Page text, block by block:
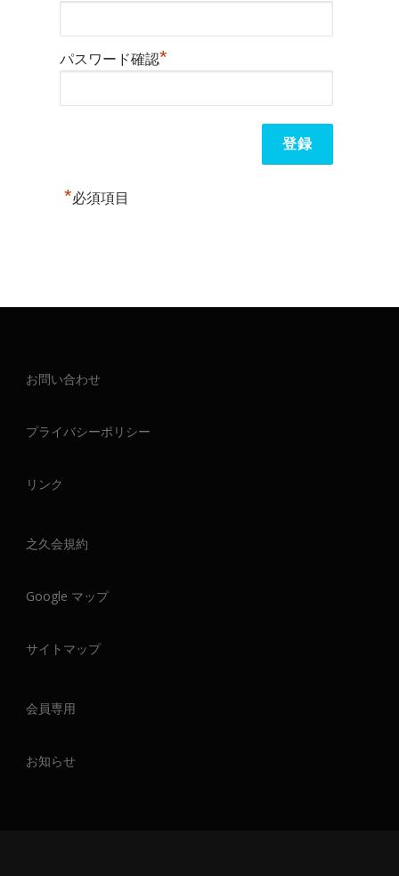
パスワード確認*
*必須項目
お問い合わせ
プライバシーポリシー
リンク
之久会規約
Google マップ
サイトマップ
会員専用
お知らせ